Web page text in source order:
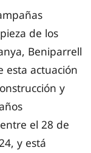
de los
Beniparrell
esta actuación
y
el 28 de
y está